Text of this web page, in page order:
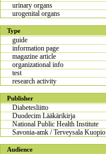
urinary organs
urogenital organs
Type
guide
information page
magazine article
organizational info
test
research activity
Publisher
Diabetesliitto
Duodecim Lääkärikirja
National Public Health Institute
Savonia-amk / Terveysala Kuopio
Audience